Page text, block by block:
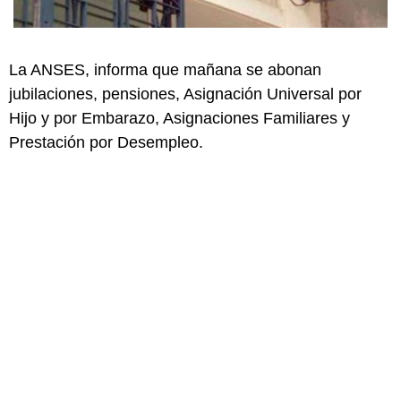
La ANSES, informa que mañana se abonan
jubilaciones, pensiones, Asignación Universal por
Hijo y por Embarazo, Asignaciones Familiares y
Prestación por Desempleo.